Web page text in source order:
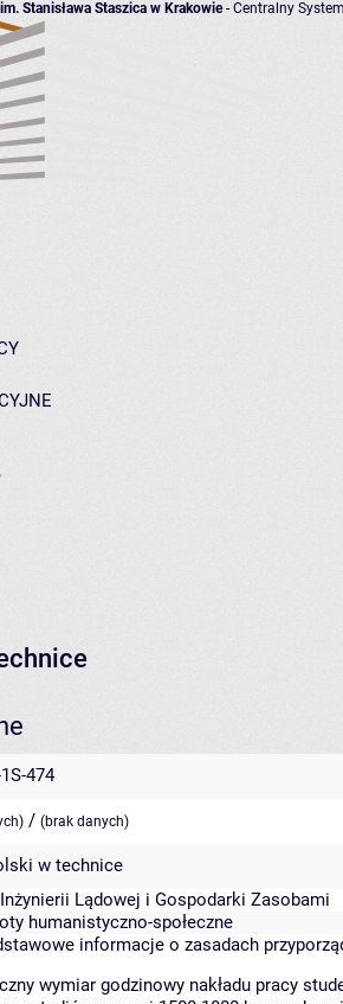
Stanisława Staszica w Krakowie- Centralny
474
/ (brak danych)
w technice
Inżynierii Lądowej i Gospodarki Zasobami
humanistyczno-społeczne
informacje o zasadach
wymiar godzinowy nakładu pracy